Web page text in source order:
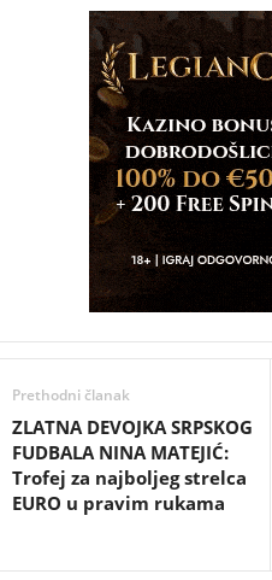
Prethodni članak
ZLATNA DEVOJKA SRPSKOG
FUDBALA NINA MATEJIĆ:
Trofej za najboljeg strelca
EURO u pravim rukama